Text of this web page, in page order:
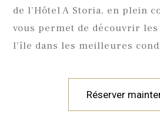
de l’Hôtel A Storia, en plein
vous permet de découvrir
l’île dans les meilleures
Réserver